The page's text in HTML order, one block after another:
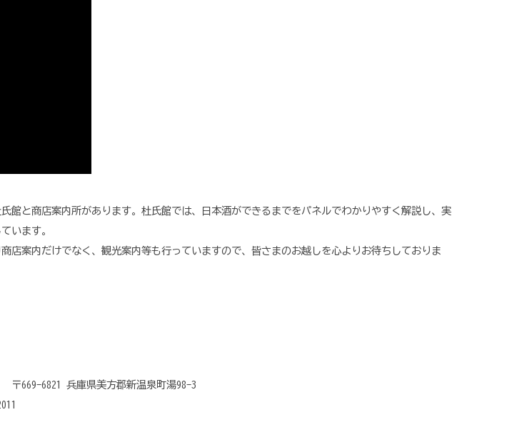
館と商店案内所があります。杜氏館では、日本酒ができるまでをパネルでわかりやすく解説し、実
います。
店案内だけでなく、観光案内等も行っていますので、皆さまのお越しを心よりお待ちしておりま
〒669-6821 兵庫県美方郡新温泉町湯98-3